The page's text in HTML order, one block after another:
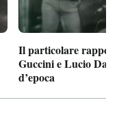
Il particolare
Guccini e Lucio
d’epoca